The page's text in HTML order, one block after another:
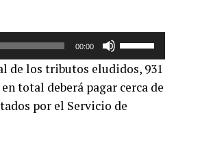
para
aumentar
o
disminuir
el
00:00
teclas
de
flecha
de los tributos eludidos, 931
total deberá pagar cerca de
por el Servicio de